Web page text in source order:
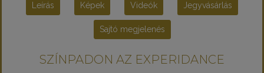
Leírás Képek Videók Jegyvásárlás
Sajtó megjelenés
SZÍNPADON AZ EXPERIDANCE